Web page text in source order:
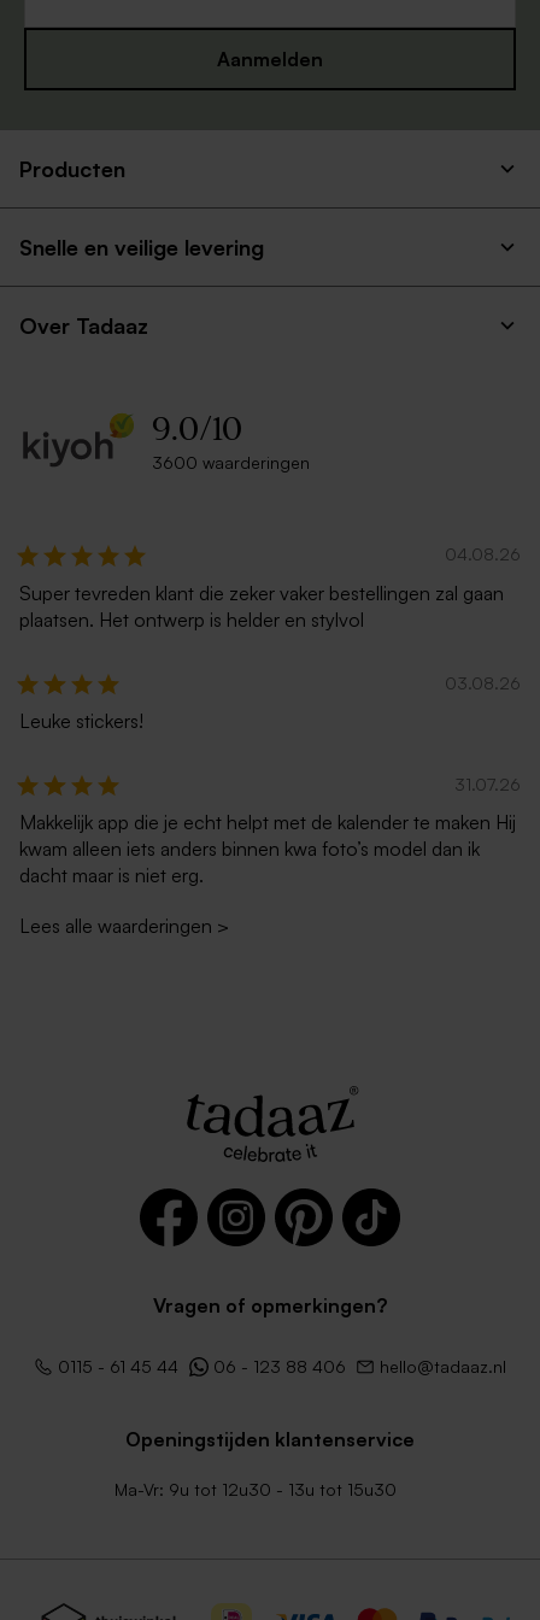
Stijlvol snoepzakje met foto
Minimalistisch kubusdoosje
Aanmelden
Producten
Snelle en veilige levering
Over Tadaaz
9.0/10
3600 waarderingen
04.08.26
Super tevreden klant die zeker vaker bestellingen zal gaan
plaatsen. Het ontwerp is helder en stylvol
03.08.26
Leuke stickers!
31.07.26
Makkelijk app die je echt helpt met de kalender te maken Hij
kwam alleen iets anders binnen kwa foto’s model dan ik
dacht maar is niet erg.
Lees alle waarderingen >
Vragen of opmerkingen?
0115 - 61 45 44 06 - 123 88 406 hello@tadaaz.nl
Openingstijden klantenservice
Ma-Vr: 9u tot 12u30 - 13u tot 15u30